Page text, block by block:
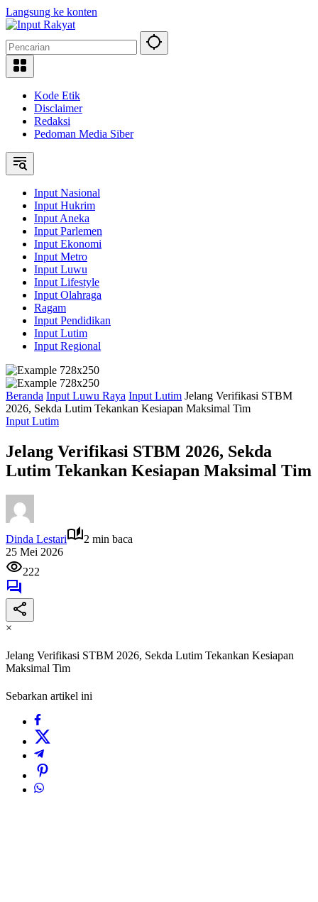
Langsung ke konten
Kode Etik
Disclaimer
Redaksi
Pedoman Media Siber
Input Nasional
Input Hukrim
Input Aneka
Input Parlemen
Input Ekonomi
Input Metro
Input Luwu
Input Lifestyle
Input Olahraga
Ragam
Input Pendidikan
Input Lutim
Input Regional
Beranda Input Luwu Raya Input Lutim Jelang Verifikasi STBM
2026, Sekda Lutim Tekankan Kesiapan Maksimal Tim
Input Lutim
Jelang Verifikasi STBM 2026, Sekda
Lutim Tekankan Kesiapan Maksimal Tim
Dinda Lestari
2 min baca
25 Mei 2026
222
×
Jelang Verifikasi STBM 2026, Sekda Lutim Tekankan Kesiapan
Maksimal Tim
Sebarkan artikel ini